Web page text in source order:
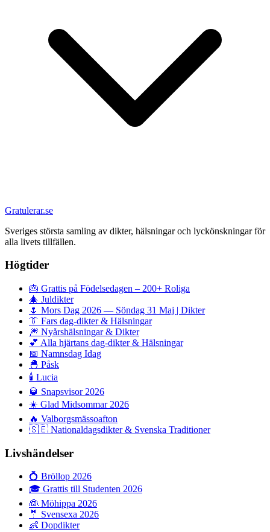
Gratulerar.se
Sveriges största samling av dikter, hälsningar och lyckönskningar för
alla livets tillfällen.
Högtider
🎂 Grattis på Födelsedagen – 200+ Roliga
🎄 Juldikter
🌷 Mors Dag 2026 — Söndag 31 Maj | Dikter
👔 Fars dag-dikter & Hälsningar
🎆 Nyårshälsningar & Dikter
💕 Alla hjärtans dag-dikter & Hälsningar
📅 Namnsdag Idag
🐣 Påsk
🕯️ Lucia
🥃 Snapsvisor 2026
☀️ Glad Midsommar 2026
🔥 Valborgsmässoafton
🇸🇪 Nationaldagsdikter & Svenska Traditioner
Livshändelser
💍 Bröllop 2026
🎓 Grattis till Studenten 2026
👰 Möhippa 2026
🤵 Svensexa 2026
👶 Dopdikter